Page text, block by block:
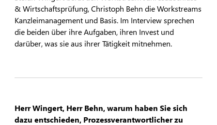
& Wirtschaftsprüfung, Christoph Behn die Workstreams
Kanzleimanagement und Basis. Im Interview sprechen
die beiden über ihre Aufgaben, ihren Invest und
darüber, was sie aus ihrer Tätigkeit mitnehmen.
Herr Wingert, Herr Behn, warum haben Sie sich
dazu entschieden, Prozessverantwortlicher zu